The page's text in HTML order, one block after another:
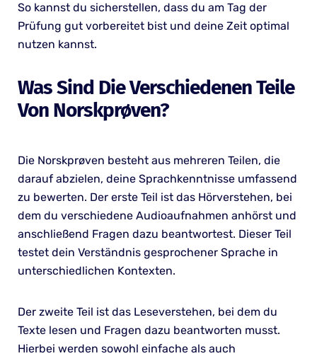
So kannst du sicherstellen, dass du am Tag der
Prüfung gut vorbereitet bist und deine Zeit optimal
nutzen kannst.
Was Sind Die Verschiedenen Teile
Von Norskprøven?
Die Norskprøven besteht aus mehreren Teilen, die
darauf abzielen, deine Sprachkenntnisse umfassend
zu bewerten. Der erste Teil ist das Hörverstehen, bei
dem du verschiedene Audioaufnahmen anhörst und
anschließend Fragen dazu beantwortest. Dieser Teil
testet dein Verständnis gesprochener Sprache in
unterschiedlichen Kontexten.
Der zweite Teil ist das Leseverstehen, bei dem du
Texte lesen und Fragen dazu beantworten musst.
Hierbei werden sowohl einfache als auch